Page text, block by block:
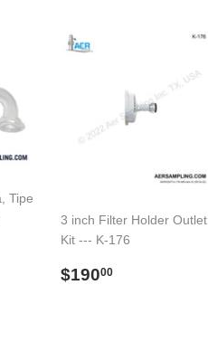
Tipe
3 inch Filter Holder Outlet
Kit --- K-176
Regular
$19000